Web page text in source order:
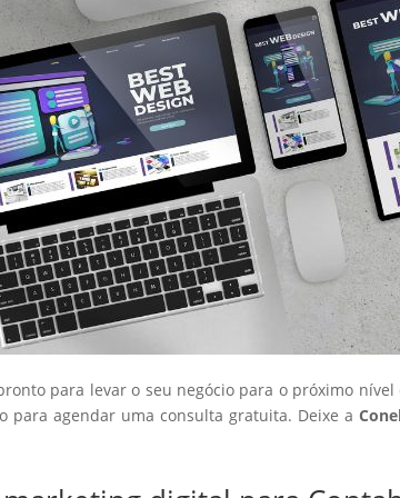
para levar o seu negócio para o próximo
para agendar uma consulta gratuita. Deixe a